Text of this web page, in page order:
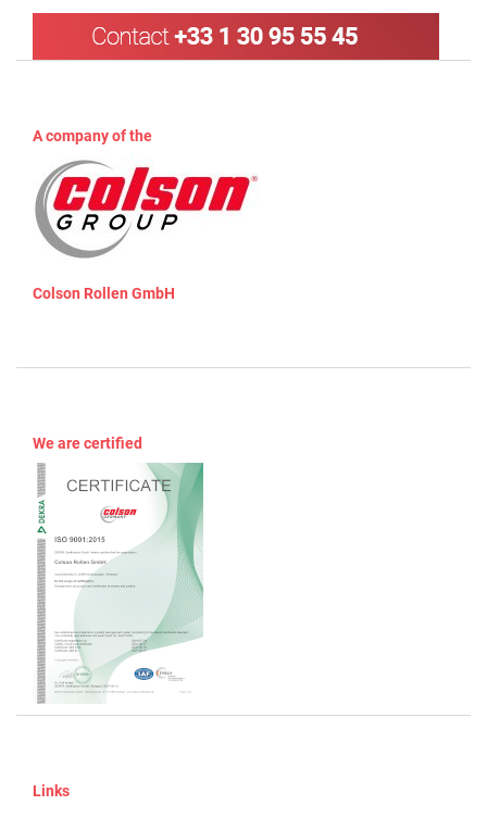
A company of the
Colson Rollen GmbH
We are certified
Links